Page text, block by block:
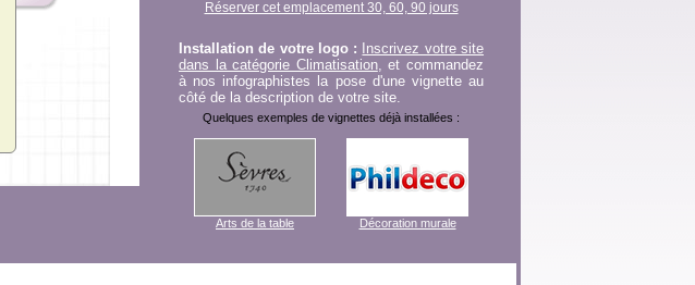
Réserver cet emplacement 30, 60, 90 jours
Installation de votre logo :
Inscrivez votre site
dans la catégorie Climatisation, et commandez
à nos infographistes la pose d'une vignette au
côté de la description de votre site.
Quelques exemples de vignettes déjà installées :
Arts de la table Décoration murale